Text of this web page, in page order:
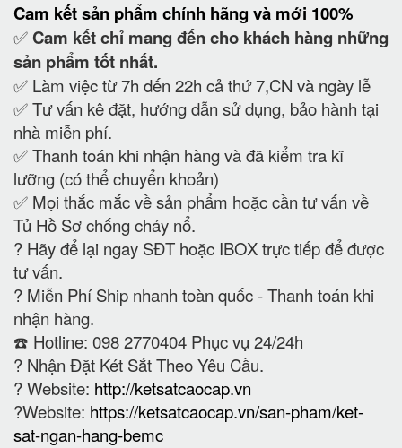
Cam kếtsản phẩm chính hãng và mới 100%
✅ Cam kếtchỉ mang đến cho khách hàng những
sản phẩm tốt nhất.
✅ Làm việc từ 7h đến 22h cả thứ 7,CN và ngày lễ
✅ Tư vấn kê đặt, hướng dẫn sử dụng, bảo hành tại
nhà miễn phí.
✅ Thanh toán khi nhận hàng và đã kiểm tra kĩ
lưỡng (có thể chuyển khoản)
✅ Mọi thắc mắc về sản phẩm hoặc cần tư vấn về
Tủ Hồ Sơ chống cháy nổ.
? Hãy để lại ngay SĐT hoặc IBOX trực tiếp để được
tư vấn.
? Miễn Phí Ship nhanh toàn quốc - Thanh toán khi
nhận hàng.
☎️ Hotline: 098 2770404 Phục vụ 24/24h
? Nhận Đặt Két Sắt Theo Yêu Cầu.
? Website: http://ketsatcaocap.vn
?Website: https://ketsatcaocap.vn/san-pham/ket-
sat-ngan-hang-bemc